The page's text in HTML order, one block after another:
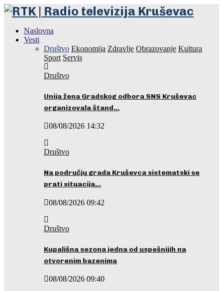
Naslovna
Vesti
Društvo Ekonomija Zdravlje Obrazovanje Kultura
Sport Servis
Društvo
Unija žena Gradskog odbora SNS Kruševac
organizovala štand…
08/08/2026 14:32
Društvo
Na području grada Kruševca sistematski se
prati situacija…
08/08/2026 09:42
Društvo
Kupališna sezona jedna od uspešnijih na
otvorenim bazenima
08/08/2026 09:40